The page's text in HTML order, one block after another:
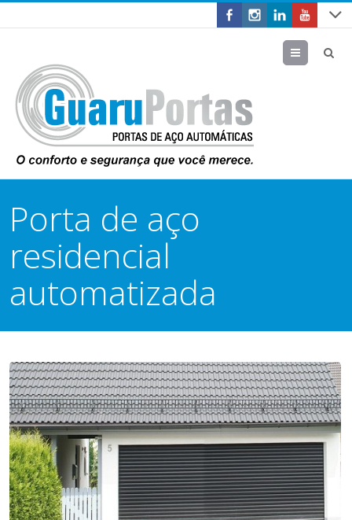
Menu
Porta de aço
residencial
automatizada